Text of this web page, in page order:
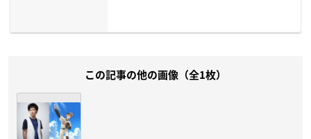
この記事の他の画像（全1枚）